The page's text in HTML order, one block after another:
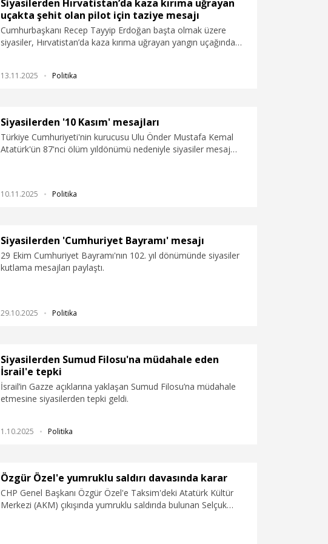
Siyasilerden Hırvatistan’da kaza kırıma uğrayan
uçakta şehit olan pilot için taziye mesajı
Cumhurbaşkanı Recep Tayyip Erdoğan başta olmak üzere
siyasiler, Hırvatistan’da kaza kırıma uğrayan yangın uçağında
13.11.2025 Politika
Siyasilerden '10 Kasım' mesajları
Türkiye Cumhuriyeti'nin kurucusu Ulu Önder Mustafa Kemal
Atatürk'ün 87'nci ölüm yıldönümü nedeniyle siyasiler mesaj
10.11.2025 Politika
Siyasilerden 'Cumhuriyet Bayramı' mesajı
29 Ekim Cumhuriyet Bayramı'nın 102. yıl dönümünde siyasiler
kutlama mesajları paylaştı.
29.10.2025 Politika
Siyasilerden Sumud Filosu'na müdahale eden
İsrail'e tepki
İsrail’in Gazze açıklarına yaklaşan Sumud Filosu’na müdahale
etmesine siyasilerden tepki geldi.
1.10.2025 Politika
Özgür Özel'e yumruklu saldırı davasında karar
CHP Genel Başkanı Özgür Özel'e Taksim'deki Atatürk Kültür
Merkezi (AKM) çıkışında yumruklu saldırıda bulunan Selçuk